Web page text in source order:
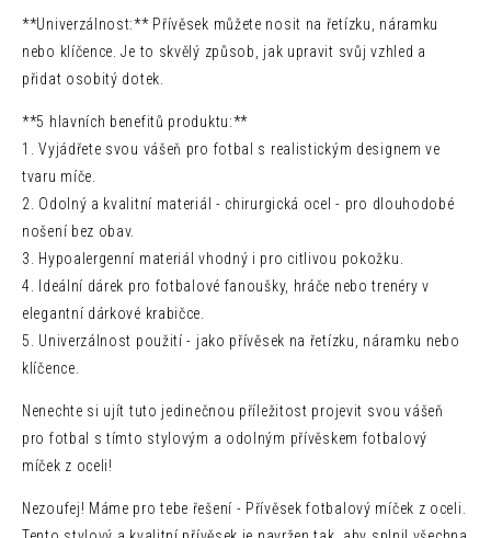
**Univerzálnost:** Přívěsek můžete nosit na řetízku, náramku
nebo klíčence. Je to skvělý způsob, jak upravit svůj vzhled a
přidat osobitý dotek.
**5 hlavních benefitů produktu:**
1. Vyjádřete svou vášeň pro fotbal s realistickým designem ve
tvaru míče.
2. Odolný a kvalitní materiál - chirurgická ocel - pro dlouhodobé
nošení bez obav.
3. Hypoalergenní materiál vhodný i pro citlivou pokožku.
4. Ideální dárek pro fotbalové fanoušky, hráče nebo trenéry v
elegantní dárkové krabičce.
5. Univerzálnost použití - jako přívěsek na řetízku, náramku nebo
klíčence.
Nenechte si ujít tuto jedinečnou příležitost projevit svou vášeň
pro fotbal s tímto stylovým a odolným přívěskem fotbalový
míček z oceli!
Nezoufej! Máme pro tebe řešení - Přívěsek fotbalový míček z oceli.